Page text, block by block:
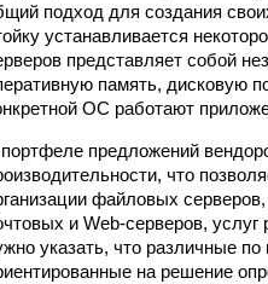
подход для создания
устанавливается
представляет собой
память, дисковую
ОС работают
предложений
что
файловых
и Web-серверов,
указать, что различные
на решение